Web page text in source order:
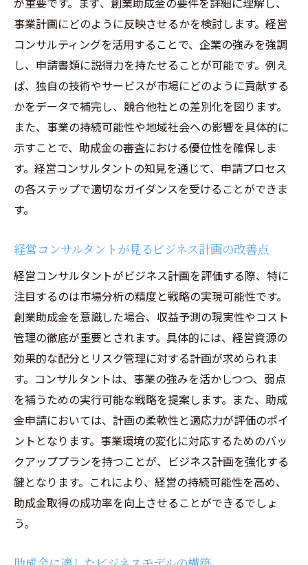
事業計画にどのように反映させるかを検討します。経営
コンサルティングを活用することで、企業の強みを強調
し、申請書類に説得力を持たせることが可能です。例え
ば、独自の技術やサービスが市場にどのように貢献する
かをデータで補完し、競合他社との差別化を図ります。
また、事業の持続可能性や地域社会への影響を具体的に
示すことで、助成金の審査における優位性を確保しま
す。経営コンサルタントの知見を通じて、申請プロセス
の各ステップで適切なガイダンスを受けることができま
す。
経営コンサルタントが見るビジネス計画の改善点
経営コンサルタントがビジネス計画を評価する際、特に
注目するのは市場分析の精度と戦略の実現可能性です。
創業助成金を意識した場合、収益予測の現実性やコスト
管理の徹底が重要とされます。具体的には、経営資源の
効果的な配分とリスク管理に対する計画が求められま
す。コンサルタントは、事業の強みを活かしつつ、弱点
を補うための実行可能な戦略を提案します。また、助成
金申請においては、計画の柔軟性と適応力が評価のポイ
ントとなります。事業環境の変化に対応するためのバッ
クアッププランを持つことが、ビジネス計画を強化する
鍵となります。これにより、経営の持続可能性を高め、
助成金取得の成功率を向上させることができるでしょ
う。